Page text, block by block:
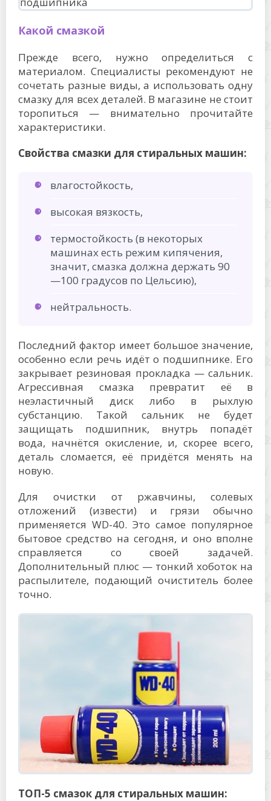
Какой смазкой
Прежде всего, нужно определиться с
материалом. Специалисты рекомендуют не
сочетать разные виды, а использовать одну
смазку для всех деталей. В магазине не стоит
торопиться — внимательно прочитайте
характеристики.
Свойства смазки для стиральных машин:
влагостойкость,
высокая вязкость,
термостойкость (в некоторых
машинах есть режим кипячения,
значит, смазка должна держать 90
—100 градусов по Цельсию),
нейтральность.
Последний фактор имеет большое значение,
особенно если речь идёт о подшипнике. Его
закрывает резиновая прокладка — сальник.
Агрессивная смазка превратит её в
неэластичный диск либо в рыхлую
субстанцию. Такой сальник не будет
защищать подшипник, внутрь попадёт
вода, начнётся окисление, и, скорее всего,
деталь сломается, её придётся менять на
новую.
Для очистки от ржавчины, солевых
отложений (извести) и грязи обычно
применяется WD-40. Это самое популярное
бытовое средство на сегодня, и оно вполне
справляется со своей задачей.
Дополнительный плюс — тонкий хоботок на
распылителе, подающий очиститель более
точно.
ТОП-5 смазок для стиральных машин: